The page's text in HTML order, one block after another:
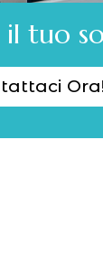
Ora!
il tuo